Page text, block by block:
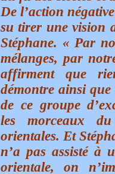
De l’action
su tirer une vision
Stéphane. « Par
mélanges, par
affirment que
démontre ainsi que
de ce groupe
les morceaux
orientales. Et
n’a pas assisté à
orientale, on